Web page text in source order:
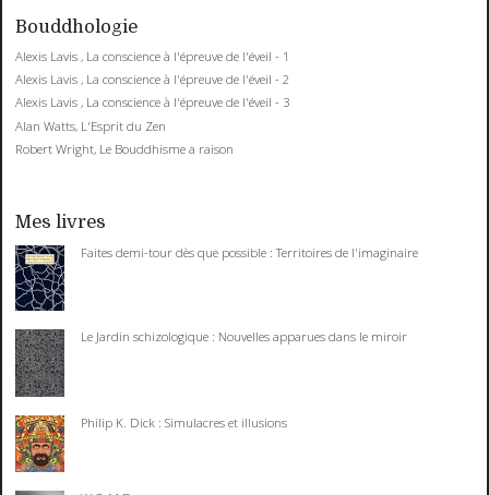
Bouddhologie
Alexis Lavis , La conscience à l'épreuve de l'éveil - 1
Alexis Lavis , La conscience à l'épreuve de l'éveil - 2
Alexis Lavis , La conscience à l'épreuve de l'éveil - 3
Alan Watts, L'Esprit du Zen
Robert Wright, Le Bouddhisme a raison
Mes livres
Faites demi-tour dès que possible : Territoires de l'imaginaire
Le Jardin schizologique : Nouvelles apparues dans le miroir
Philip K. Dick : Simulacres et illusions